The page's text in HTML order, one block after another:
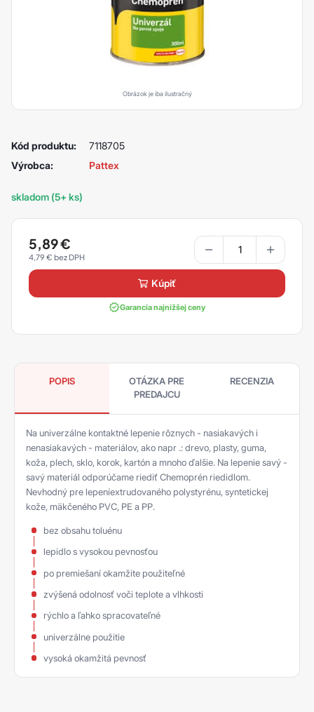
Obrázok je iba ilustračný
Kód produktu:
7118705
Výrobca:
Pattex
skladom (5+ ks)
5,89€
4,79 €
kúpiť
Garancia najnižšej ceny
POPIS
OTÁZKA PRE
PREDAJCU
RECENZIA
Na univerzálne kontaktné lepenie rôznych - nasiakavých i
nenasiakavých - materiálov, ako napr .: drevo, plasty, guma,
koža, plech, sklo, korok, kartón a mnoho ďalšie. Na lepenie savý -
savý materiál odporúčame riediť Chemoprén riedidlom.
Nevhodný pre lepeníextrudovaného polystyrénu, syntetickej
kože, mäkčeného PVC, PE a PP.
bez obsahu toluénu
lepidlo s vysokou pevnosťou
po premiešaní okamžite použiteľné
zvýšená odolnosť voči teplote a vlhkosti
rýchlo a ľahko spracovateľné
univerzálne použitie
vysoká okamžitá pevnosť